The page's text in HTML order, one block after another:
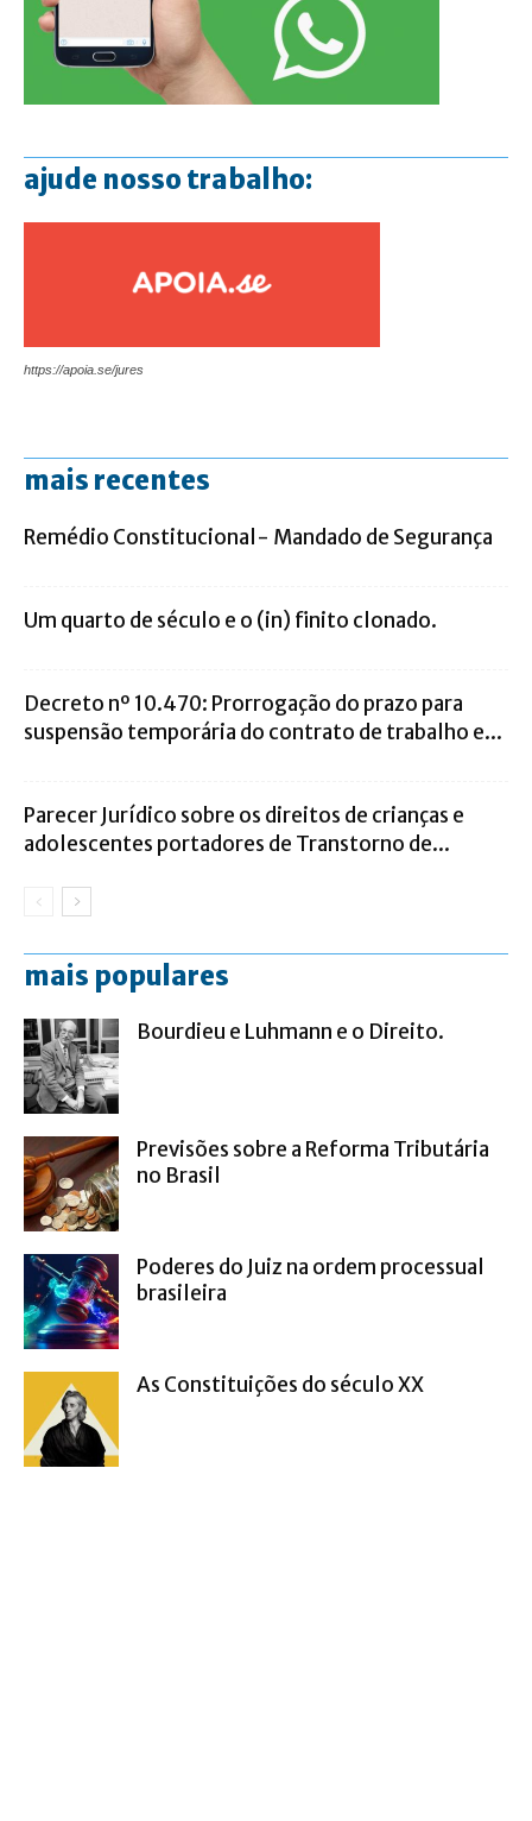
ajude nosso trabalho:
https://apoia.se/jures
mais recentes
Remédio Constitucional- Mandado de Segurança
Um quarto de século e o (in) finito clonado.
Decreto nº 10.470: Prorrogação do prazo para
suspensão temporária do contrato de trabalho e...
Parecer Jurídico sobre os direitos de crianças e
adolescentes portadores de Transtorno de...
mais populares
Bourdieu e Luhmann e o Direito.
Previsões sobre a Reforma Tributária
no Brasil
Poderes do Juiz na ordem processual
brasileira
As Constituições do século XX